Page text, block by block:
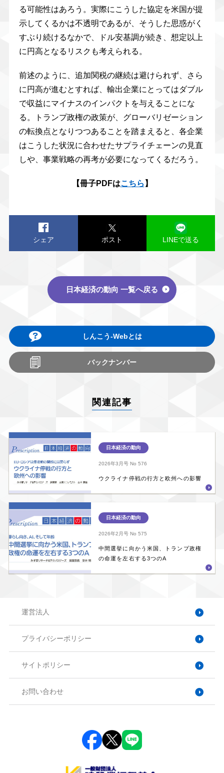
る可能性はあろう。実際にこうした協定を米国が提
示してくるかは不透明であるが、そうした思惑がく
すぶり続けるなかで、ドル安基調が続き、想定以上
に円高となるリスクも考えられる。
前述のように、追加関税の継続は避けられず、さら
に円高が進むとすれば、輸出企業にとってはダブル
で収益にマイナスのインパクトを与えることにな
る。トランプ政権の政策が、グローバリゼーション
の転換点となりつつあることを踏まえると、各企業
はこうした状況に合わせたサプライチェーンの見直
しや、事業戦略の再考が必要になってくるだろう。
【冊子PDFはこちら 】
シェア ポスト LINEで送る
日本経済の動向 一覧へ戻る
しんこう-Webとは
バックナンバー
関連記事
日本経済の動向
2026年3月号No 576
ウクライナ停戦の行方と欧州への影響
日本経済の動向
2026年2月号No 575
中間選挙に向かう米国、トランプ政権
の命運を左右する3つのA
運営法人
プライバシーポリシー
サイトポリシー
お問い合わせ